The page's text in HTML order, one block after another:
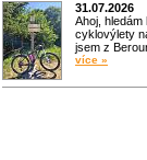
31.07.2026
Ahoj,
cyklovýlety
jsem z
více »